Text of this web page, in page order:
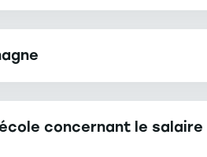
concernant le salaire